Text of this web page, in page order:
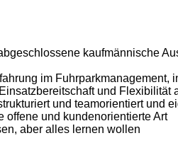
kaufmännische
im
und
und teamorientiert und
offene und kundenorientierte Art
aber alles lernen wollen